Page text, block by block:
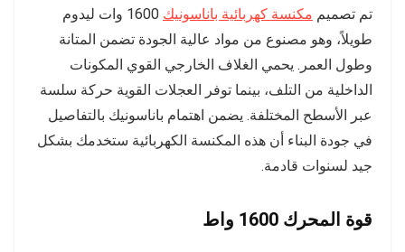
تم تصميم مكنسة كهربائية باناسونيك
1600 وات ليدوم
طويلاً، وهو مصنوع من مواد عالية الجودة تضمن المتانة
وطول العمر. يحمي الغلاف الخارجي القوي المكونات
الداخلية من التلف، بينما توفر العجلات القوية حركة سلسة
عبر الأسطح المختلفة. يضمن اهتمام باناسونيك بالتفاصيل
في جودة البناء أن هذه المكنسة الكهربائية ستخدمك بشكل
جيد لسنوات قادمة.
قوة المحرك 1600 واط